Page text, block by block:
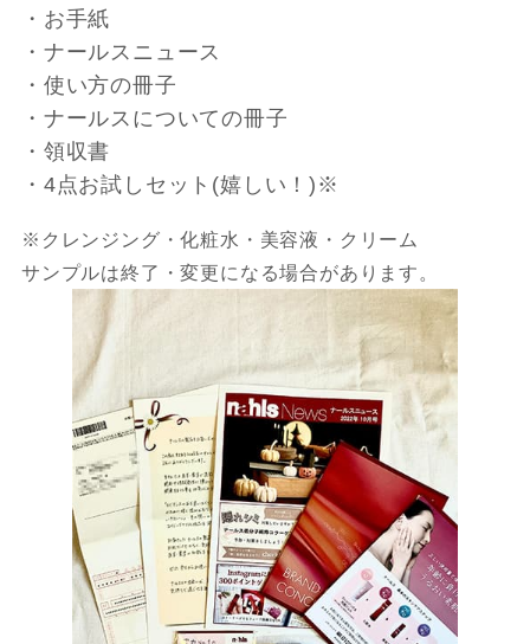
・お手紙
・ナールスニュース
・使い方の冊子
・ナールスについての冊子
・領収書
・4点お試しセット(嬉しい！)※
※クレンジング・化粧水・美容液・クリーム
サンプルは終了・変更になる場合があります。